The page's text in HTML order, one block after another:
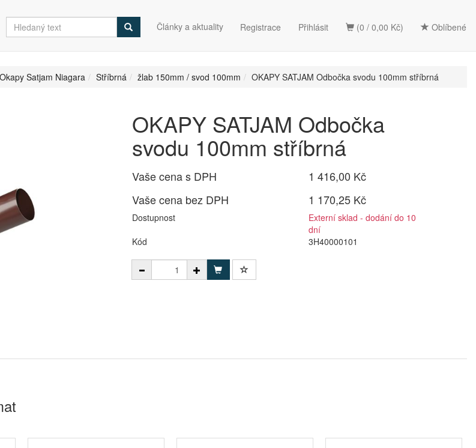
(0 / 0,00 Kč) Oblíbené
Články a aktuality Registrace Přihlásit
Okapy Satjam Niagara Stříbrná žlab 150mm / svod 100mm OKAPY SATJAM Odbočka svodu 100mm stříbrná
OKAPY SATJAM Odbočka
svodu 100mm stříbrná
Vaše cena s DPH
1 416,00 Kč
Vaše cena bez DPH
1 170,25 Kč
Dostupnost
Externí sklad - dodání do 10
dní
Kód
3H40000101